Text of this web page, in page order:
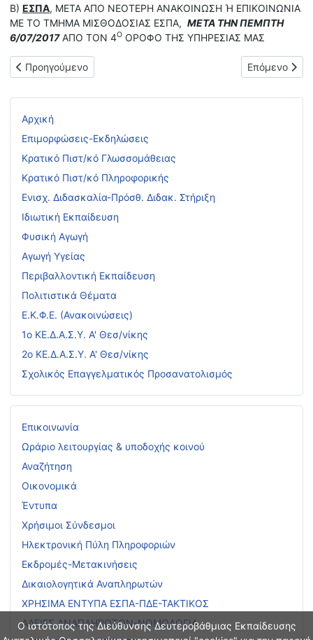
Ο ιστότοπος της Διεύθυνσης Δευτεροβάθμιας Εκπαίδευσης
Αρχική
Επιμορφώσεις-Εκδηλώσεις
Κρατικό Πιστ/κό Γλωσσομάθειας
Κρατικό Πιστ/κό Πληροφορικής
Ενισχ. Διδασκαλία-Πρόσθ. Διδακ. Στήριξη
Ιδιωτική Εκπαίδευση
Φυσική Αγωγή
Αγωγή Υγείας
Περιβαλλοντική Εκπαίδευση
Πολιτιστικά Θέματα
Ε.Κ.Φ.Ε. (Ανακοινώσεις)
1ο ΚΕ.Δ.Α.Σ.Υ. Α' Θεσ/νίκης
2ο ΚΕ.Δ.Α.Σ.Υ. Α' Θεσ/νίκης
Σχολικός Επαγγελματικός Προσανατολισμός
Επικοινωνία
Ωράριο λειτουργίας & υποδοχής κοινού
Αναζήτηση
Οικονομικά
Έντυπα
Χρήσιμοι Σύνδεσμοι
Ηλεκτρονική Πύλη Πληροφοριών
Εκδρομές-Μετακινήσεις
Δικαιολογητικά Αναπληρωτών
ΧΡΗΣΙΜΑ ΕΝΤΥΠΑ ΕΣΠΑ-ΠΔΕ-ΤΑΚΤΙΚΟΣ
ΑΔΕΙΕΣ ΑΝΑΠΛΗΡΩΤΩΝ-ΝΟΜΟΛΟΓΙΑ
Β) ΕΣΠΑ, ΜΕΤΑ ΑΠΟ ΝΕΟΤΕΡΗ ΑΝΑΚΟΙΝΩΣΗ Ή ΕΠΙΚΟΙΝΩΝΙΑ
ΜΕ ΤΟ ΤΜΗΜΑ ΜΙΣΘΟΔΟΣΙΑΣ ΕΣΠΑ, ΜΕΤΑ ΤΗΝ ΠΕΜΠΤΗ
6/07/2017ΑΠΟ ΤΟΝ 4Ο ΟΡΟΦΟ ΤΗΣ ΥΠΗΡΕΣΙΑΣ ΜΑΣ
Προηγούμενο άρθρο: ΑΠΟΦΑΣΕΙΣ ΚΥΡΩΣΗΣ ΟΡΙΣΤΙΚΩΝ
Προηγούμενο Επόμενο
Επόμενο